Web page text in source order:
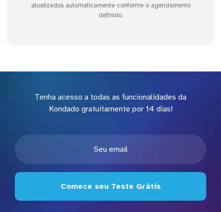
atualizados automaticamente conforme o agendamento
definido.
Tenha acesso a todas as funcionalidades da
Kondado gratuitamente por 14 dias!
Comece seu Teste Grátis